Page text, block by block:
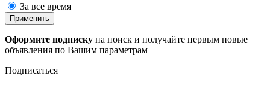
За все время
Применить
Оформите подписку на поиск и получайте первым новые
объявления по Вашим параметрам
Подписаться